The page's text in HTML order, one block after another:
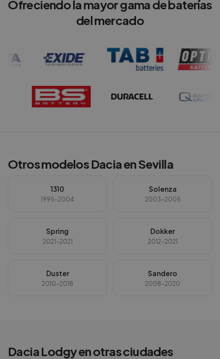
Ofreciendo la mayor gama de baterías
del mercado
Otros modelosDaciaenSevilla
1310
1995-2004
Solenza
2003-2005
Spring
2021-2021
Dokker
2012-2021
Duster
2010-2018
Sandero
2008-2020
DaciaLodgyen otras ciudades